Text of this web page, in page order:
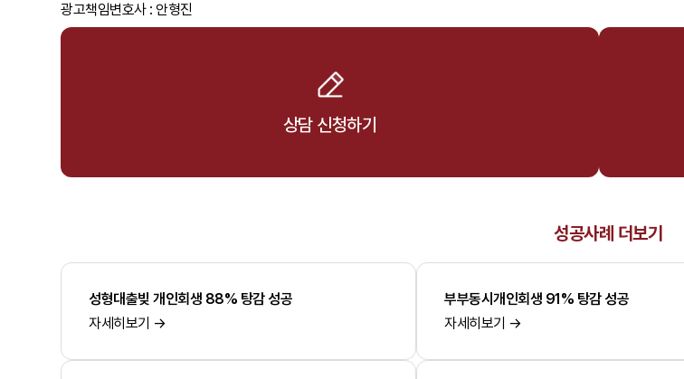
광고책임변호사 : 안형진
상담 신청하기
성공사례 더보기
성형대출빚 개인회생 88% 탕감 성공
자세히보기 →
부부동시개인회생 91% 탕감 성공
자세히보기 →